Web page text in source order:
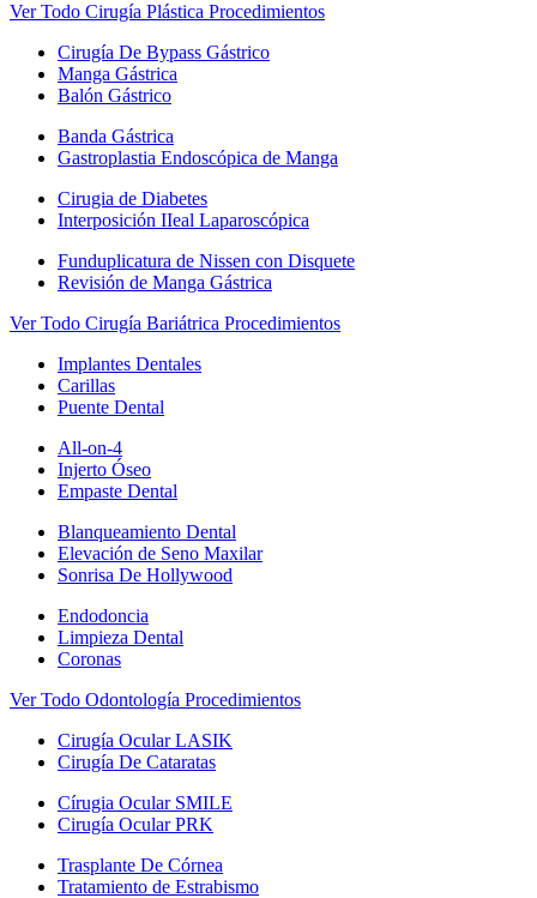
Ver Todo Cirugía Plástica Procedimientos
Cirugía De Bypass Gástrico
Manga Gástrica
Balón Gástrico
Banda Gástrica
Gastroplastia Endoscópica de Manga
Cirugia de Diabetes
Interposición IIeal Laparoscópica
Funduplicatura de Nissen con Disquete
Revisión de Manga Gástrica
Ver Todo Cirugía Bariátrica Procedimientos
Implantes Dentales
Carillas
Puente Dental
All-on-4
Injerto Óseo
Empaste Dental
Blanqueamiento Dental
Elevación de Seno Maxilar
Sonrisa De Hollywood
Endodoncia
Limpieza Dental
Coronas
Ver Todo Odontología Procedimientos
Cirugía Ocular LASIK
Cirugía De Cataratas
Círugia Ocular SMILE
Cirugía Ocular PRK
Trasplante De Córnea
Tratamiento de Estrabismo